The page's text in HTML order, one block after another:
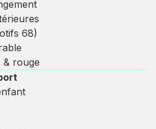
68)
& rouge